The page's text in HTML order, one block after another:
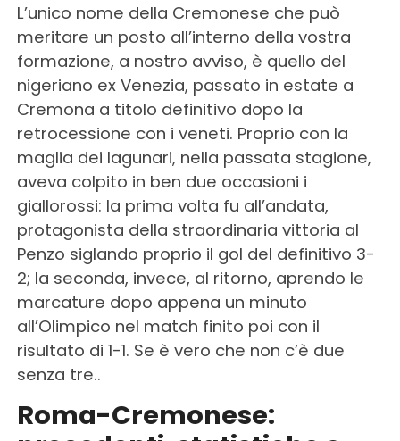
L’unico nome della Cremonese che può
meritare un posto all’interno della vostra
formazione, a nostro avviso, è quello del
nigeriano ex Venezia, passato in estate a
Cremona a titolo definitivo dopo la
retrocessione con i veneti. Proprio con la
maglia dei lagunari, nella passata stagione,
aveva colpito in ben due occasioni i
giallorossi: la prima volta fu all’andata,
protagonista della straordinaria vittoria al
Penzo siglando proprio il gol del definitivo 3-
2; la seconda, invece, al ritorno, aprendo le
marcature dopo appena un minuto
all’Olimpico nel match finito poi con il
risultato di 1-1. Se è vero che non c’è due
senza tre..
Roma-Cremonese: